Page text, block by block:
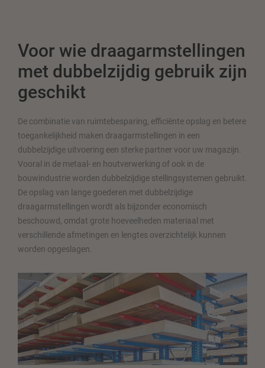
Voor wie draagarmstellingen
met dubbelzijdig gebruik zijn
geschikt
De combinatie van ruimtebesparing, efficiënte opslag en betere
toegankelijkheid maken draagarmstellingen in een
dubbelzijdige uitvoering een sterke partner voor uw magazijn.
Vooral in de metaal- en houtverwerking of ook in de
bouwindustrie worden dubbelzijdige stellingsystemen gebruikt.
De opslag van lange goederen met dubbelzijdige
draagarmstellingen wordt als bijzonder economisch
beschouwd, omdat grote hoeveelheden materiaal met
verschillende afmetingen en lengtes overzichtelijk kunnen
worden opgeslagen.